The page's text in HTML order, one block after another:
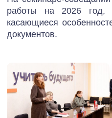
работы на 2026 год,
касающиеся
документов.